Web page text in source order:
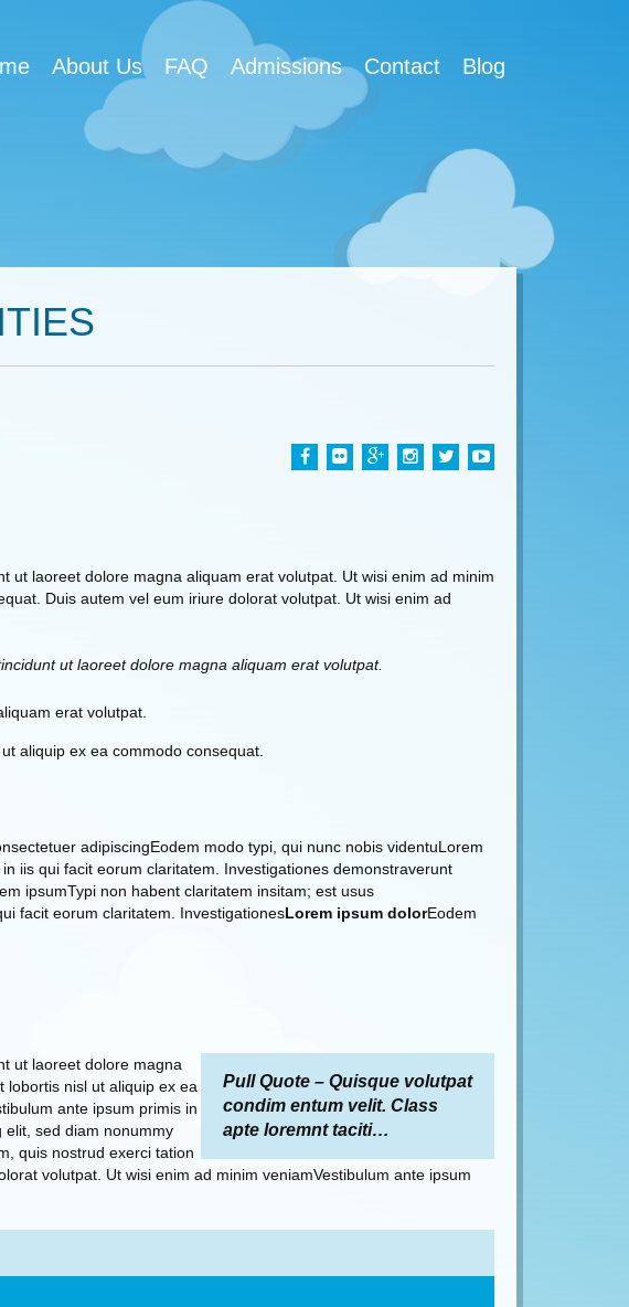
About Us FAQ Admissions Contact Blog
laoreet dolore magna aliquam erat volutpat. Ut wisi enim ad minim
Duis autem vel eum iriure dolorat volutpat. Ut wisi enim ad
ut laoreet dolore magna aliquam erat volutpat.
erat volutpat.
aliquip ex ea commodo consequat.
adipiscingEodem modo typi, qui nunc nobis videntuLorem
iis qui facit eorum claritatem. Investigationes demonstraverunt
ipsumTypi non habent claritatem insitam; est usus
facit eorum claritatem. InvestigationesLorem ipsum dolorEodem
Pull Quote – Quisque volutpat
condim entum velit. Class
apte loremnt taciti…
ut laoreet dolore magna
lobortis nisl ut aliquip ex ea
ante ipsum primis in
elit, sed diam nonummy
quis nostrud exerci tation
volutpat. Ut wisi enim ad minim veniamVestibulum ante ipsum